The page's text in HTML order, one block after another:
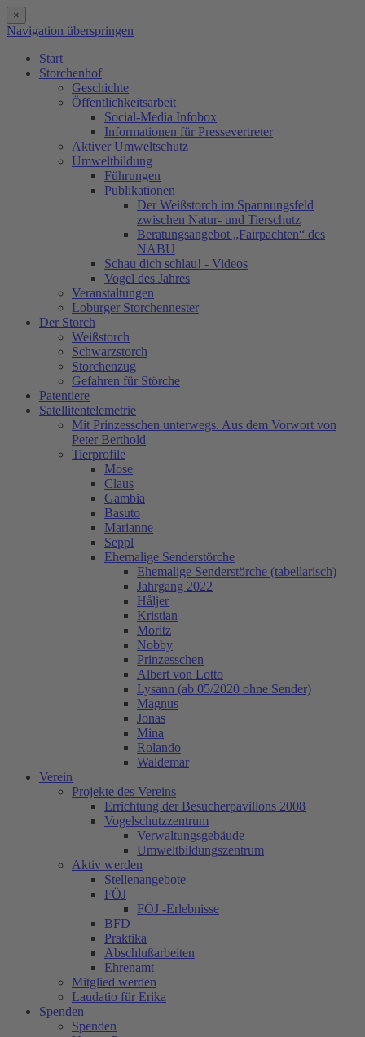
×
Navigation überspringen
Start
Storchenhof
Geschichte
Öffentlichkeitsarbeit
Social-Media Infobox
Informationen für Pressevertreter
Aktiver Umweltschutz
Umweltbildung
Führungen
Publikationen
Der Weißstorch im Spannungsfeld
zwischen Natur- und Tierschutz
Beratungsangebot „Fairpachten“ des
NABU
Schau dich schlau! - Videos
Vogel des Jahres
Veranstaltungen
Loburger Storchennester
Der Storch
Weißstorch
Schwarzstorch
Storchenzug
Gefahren für Störche
Patentiere
Satellitentelemetrie
Mit Prinzesschen unterwegs. Aus dem Vorwort von
Peter Berthold
Tierprofile
Mose
Claus
Gambia
Basuto
Marianne
Seppl
Ehemalige Senderstörche
Ehemalige Senderstörche (tabellarisch)
Jahrgang 2022
Håljer
Kristian
Moritz
Nobby
Prinzesschen
Albert von Lotto
Lysann (ab 05/2020 ohne Sender)
Magnus
Jonas
Mina
Rolando
Waldemar
Verein
Projekte des Vereins
Errichtung der Besucherpavillons 2008
Vogelschutzzentrum
Verwaltungsgebäude
Umweltbildungszentrum
Aktiv werden
Stellenangebote
FÖJ
FÖJ -Erlebnisse
BFD
Praktika
Abschlußarbeiten
Ehrenamt
Mitglied werden
Laudatio für Erika
Spenden
Spenden